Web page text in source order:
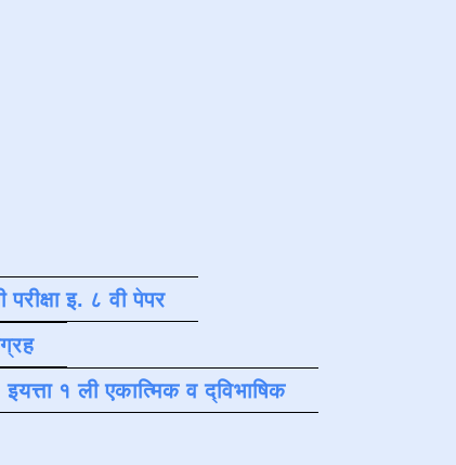
परीक्षा इ. ८ वी पेपर
इयत्ता १ ली एकात्मिक व द्विभाषिक